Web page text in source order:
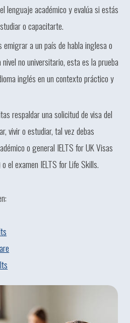
lenguaje académico y evalúa si estás
o capacitarte.
emigrar a un país de habla inglesa o
no universitario, esta es la prueba
inglés en un contexto práctico y
respaldar una solicitud de visa del
vivir o estudiar, tal vez debas
o general IELTS for UK Visas
el examen IELTS for Life Skills.